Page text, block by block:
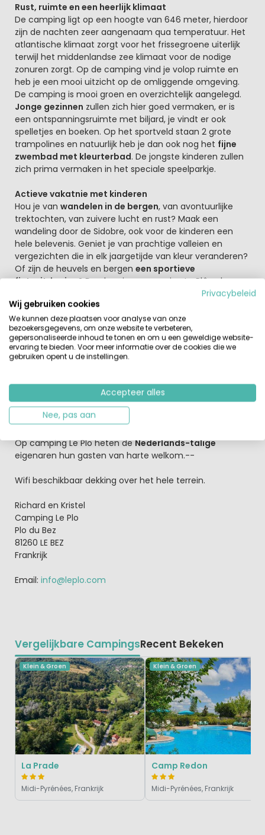
Rust, ruimte en een heerlijk klimaat
De camping ligt op een hoogte van 646 meter, hierdoor
zijn de nachten zeer aangenaam qua temperatuur. Het
atlantische klimaat zorgt voor het frissegroene uiterlijk
terwijl het middenlandse zee klimaat voor de nodige
zonuren zorgt. Op de camping vind je volop ruimte en
heb je een mooi uitzicht op de omliggende omgeving.
De camping is mooi groen en overzichtelijk aangelegd.
Jonge gezinnen zullen zich hier goed vermaken, er is
een ontspanningsruimte met biljard, je vindt er ook
spelletjes en boeken. Op het sportveld staan 2 grote
trampolines en natuurlijk heb je dan ook nog het fijne
zwembad met kleurterbad. De jongste kinderen zullen
zich prima vermaken in het speciale speelparkje.
Actieve vakatnie met kinderen
Hou je van wandelen in de bergen, van avontuurlijke
trektochten, van zuivere lucht en rust? Maak een
wandeling door de Sidobre, ook voor de kinderen een
hele belevenis. Geniet je van prachtige valleien en
vergezichten die in elk jaargetijde van kleur veranderen?
Of zijn de heuvels en bergen een sportieve
fietsuitdaging?Dan ben je op camping Le Plô ook op
het juiste adres. In het hoogseizoen worden er vaak Jeu
de Boules toernooien georganiseerd en op
woensdagavond wordt er een fijn kampvuur gemaakt,
leuk voor jong en oud!
Camping Le Plo verhuurt compleet ingerichte
voor 4 personen. Verder kan men ook een
caravanhuren, compleet ingericht. Verder is erWIFI-
bereik op het hele campingterrein
Op camping Le Plo heten deNederlands-talige
eigenaren hun gasten van harte welkom.--
Wifi beschikbaar dekking over het hele terrein.
Richard en Kristel
Camping Le Plo
Plo du Bez
81260 LE BEZ
Frankrijk
Email: info@leplo.com
Vergelijkbare CampingsRecent Bekeken
Klein & Groen
La Prade
Midi-Pyrénées, Frankrijk
Klein & Groen
Camp Redon
Midi-Pyrénées, Frankrijk
Privacybeleid
Wij gebruiken cookies
We kunnen deze plaatsen voor analyse van onze
bezoekersgegevens, om onze website te verbeteren,
gepersonaliseerde inhoud te tonen en om u een geweldige website-
ervaring te bieden. Voor meer informatie over de cookies die we
gebruiken opent u de instellingen.
Accepteer alles
Nee, pas aan